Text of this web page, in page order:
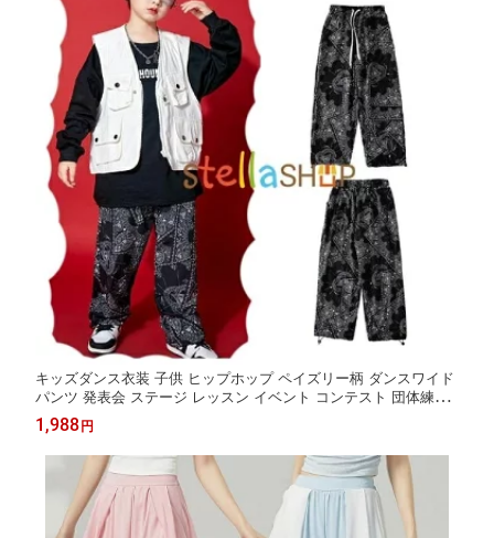
キッズダンス衣装 子供 ヒップホップ ペイズリー柄 ダンスワイド
パンツ 発表会 ステージ レッスン イベント コンテスト 団体練習
舞台衣装 動きやすい おしゃれ かっこいい 男女兼用 ストリート系
ゆったりフィット
1,988円